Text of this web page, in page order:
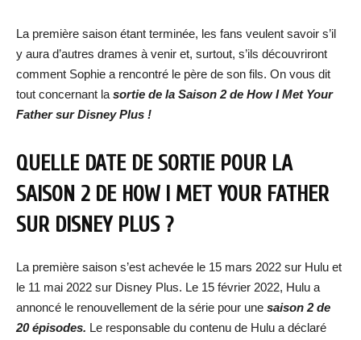
La première saison étant terminée, les fans veulent savoir s’il
y aura d’autres drames à venir et, surtout, s’ils découvriront
comment Sophie a rencontré le père de son fils. On vous dit
tout concernant la sortie de la Saison 2 de How I Met Your
Father sur Disney Plus !
QUELLE DATE DE SORTIE POUR LA
SAISON 2 DE HOW I MET YOUR FATHER
SUR DISNEY PLUS ?
La première saison s’est achevée le 15 mars 2022 sur Hulu et
le 11 mai 2022 sur Disney Plus. Le 15 février 2022, Hulu a
annoncé le renouvellement de la série pour une saison 2 de
20 épisodes. Le responsable du contenu de Hulu a déclaré